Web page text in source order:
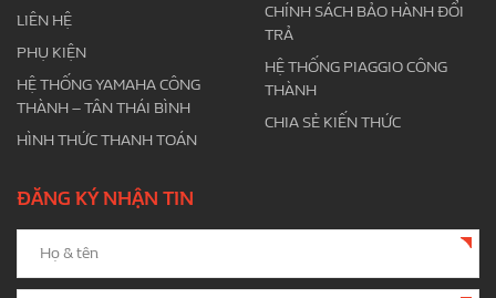
LIÊN HỆ
PHỤ KIỆN
HỆ THỐNG YAMAHA CÔNG
THÀNH – TÂN THÁI BÌNH
HÌNH THỨC THANH TOÁN
CHÍNH SÁCH BẢO HÀNH ĐỔI
TRẢ
HỆ THỐNG PIAGGIO CÔNG
THÀNH
CHIA SẺ KIẾN THỨC
ĐĂNG KÝ NHẬN TIN